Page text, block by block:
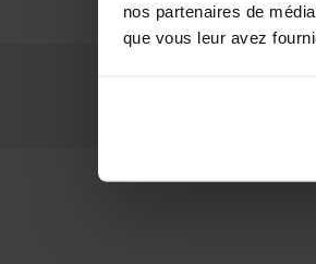
nos partenaires de
que vous leur avez